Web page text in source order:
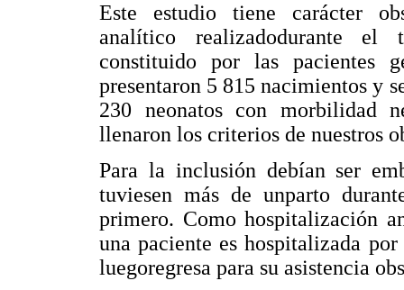
Este estudio tiene carácter
analítico realizadodurante el
constituido por las pacientes
presentaron 5 815 nacimientos y
230 neonatos con morbilidad
llenaron los criterios de nuestros
Para la inclusión debían ser
tuviesen más de unparto
primero. Como hospitalización
una paciente es hospitalizada
luegoregresa para su asistencia